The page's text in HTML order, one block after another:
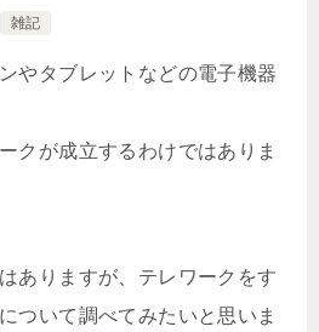
雑記
やタブレットなどの電子機器
クが成立するわけではありま
ありますが、テレワークをす
ついて調べてみたいと思いま